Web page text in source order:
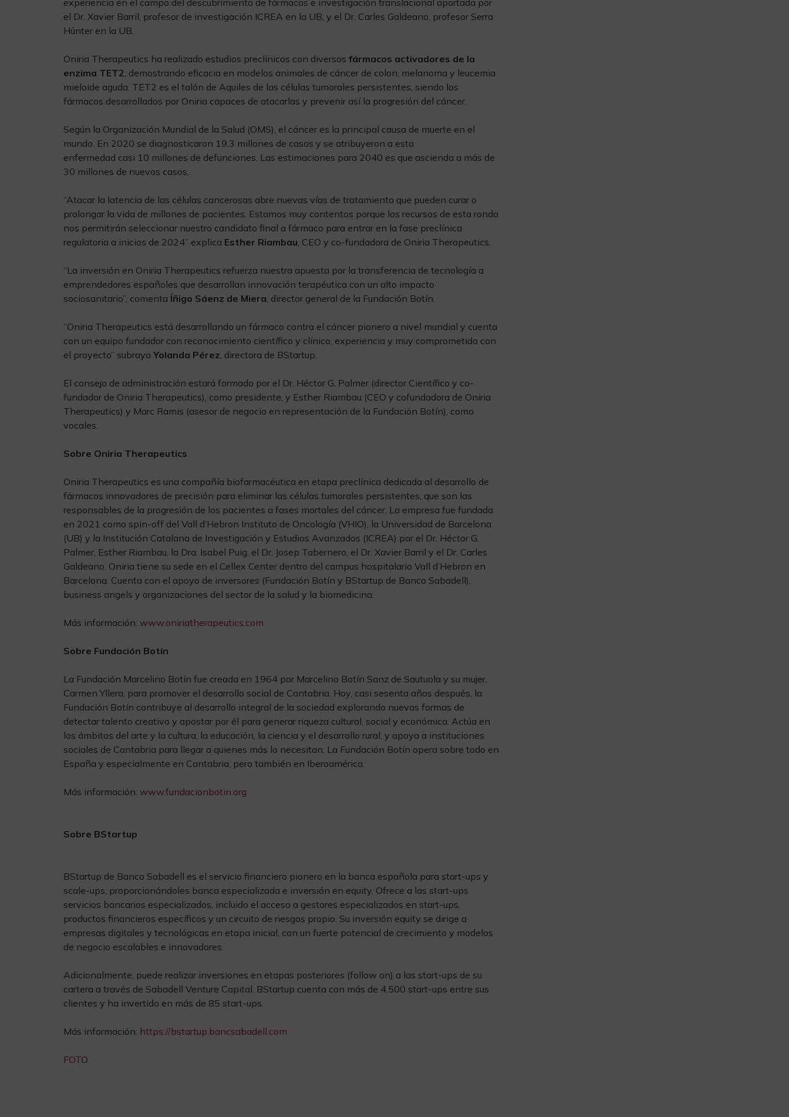
experiencia en el campo del descubrimiento de fármacos e investigación translacional aportada por
el Dr. Xavier Barril, profesor de investigación ICREA en la UB, y el Dr. Carles Galdeano, profesor Serra
Húnter en la UB.
Oniria Therapeutics ha realizado estudios preclínicos con diversos fármacos activadores de la
enzima TET2, demostrando eficacia en modelos animales de cáncer de colon, melanoma y leucemia
mieloide aguda. TET2 es el talón de Aquiles de las células tumorales persistentes, siendo los
fármacos desarrollados por Oniria capaces de atacarlas y prevenir así la progresión del cáncer.
Según la Organización Mundial de la Salud (OMS), el cáncer es la principal causa de muerte en el
mundo. En 2020 se diagnosticaron 19,3 millones de casos y se atribuyeron a esta
enfermedad casi 10 millones de defunciones. Las estimaciones para 2040 es que ascienda a más de
30 millones de nuevos casos.
“Atacar la latencia de las células cancerosas abre nuevas vías de tratamiento que pueden curar o
prolongar la vida de millones de pacientes. Estamos muy contentos porque los recursos de esta ronda
nos permitirán seleccionar nuestro candidato final a fármaco para entrar en la fase preclínica
regulatoria a inicios de 2024” explica Esther Riambau, CEO y co-fundadora de Oniria Therapeutics.
“La inversión en Oniria Therapeutics refuerza nuestra apuesta por la transferencia de tecnología a
emprendedores españoles que desarrollan innovación terapéutica con un alto impacto
sociosanitario”, comenta Íñigo Sáenz de Miera, director general de la Fundación Botín.
“Oniria Therapeutics está desarrollando un fármaco contra el cáncer pionero a nivel mundial y cuenta
con un equipo fundador con reconocimiento científico y clínico, experiencia y muy comprometido con
el proyecto” subraya Yolanda Pérez, directora de BStartup.
El consejo de administración estará formado por el Dr. Héctor G. Palmer (director Científico y co-
fundador de Oniria Therapeutics), como presidente, y Esther Riambau (CEO y cofundadora de Oniria
Therapeutics) y Marc Ramis (asesor de negocio en representación de la Fundación Botín), como
vocales.
Sobre Oniria Therapeutics
Oniria Therapeutics es una compañía biofarmacéutica en etapa preclínica dedicada al desarrollo de
fármacos innovadores de precisión para eliminar las células tumorales persistentes, que son las
responsables de la progresión de los pacientes a fases mortales del cáncer. La empresa fue fundada
en 2021 como spin-off del Vall d’Hebron Instituto de Oncología (VHIO), la Universidad de Barcelona
(UB) y la Institución Catalana de Investigación y Estudios Avanzados (ICREA) por el Dr. Héctor G.
Palmer, Esther Riambau, la Dra. Isabel Puig, el Dr. Josep Tabernero, el Dr. Xavier Barril y el Dr. Carles
Galdeano. Oniria tiene su sede en el Cellex Center dentro del campus hospitalario Vall d’Hebron en
Barcelona. Cuenta con el apoyo de inversores (Fundación Botín y BStartup de Banco Sabadell),
business angels y organizaciones del sector de la salud y la biomedicina.
Más información: www.oniriatherapeutics.com
Sobre Fundación Botín
La Fundación Marcelino Botín fue creada en 1964 por Marcelino Botín Sanz de Sautuola y su mujer,
Carmen Yllera, para promover el desarrollo social de Cantabria. Hoy, casi sesenta años después, la
Fundación Botín contribuye al desarrollo integral de la sociedad explorando nuevas formas de
detectar talento creativo y apostar por él para generar riqueza cultural, social y económica. Actúa en
los ámbitos del arte y la cultura, la educación, la ciencia y el desarrollo rural, y apoya a instituciones
sociales de Cantabria para llegar a quienes más lo necesitan. La Fundación Botín opera sobre todo en
España y especialmente en Cantabria, pero también en Iberoamérica.
Más información: www.fundacionbotin.org
Sobre BStartup
BStartup de Banco Sabadell es el servicio financiero pionero en la banca española para start-ups y
scale-ups, proporcionándoles banca especializada e inversión en equity. Ofrece a las start-ups
servicios bancarios especializados, incluido el acceso a gestores especializados en start-ups,
productos financieros específicos y un circuito de riesgos propio. Su inversión equity se dirige a
empresas digitales y tecnológicas en etapa inicial, con un fuerte potencial de crecimiento y modelos
de negocio escalables e innovadores.
Adicionalmente, puede realizar inversiones en etapas posteriores (follow on) a las start-ups de su
cartera a través de Sabadell Venture Capital. BStartup cuenta con más de 4.500 start-ups entre sus
clientes y ha invertido en más de 85 start-ups.
Más información: https://bstartup.bancsabadell.com
FOTO